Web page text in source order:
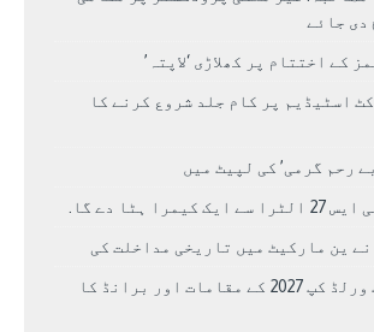
دی جائے
کے اختتام پر کھلاڑی ‘لاپتہ’
اسٹیڈیم پر کام جلد شروع کرنے کا
رحم گرمی’ کی لپیٹ میں
ہٹا دے گا.
ین مارکیٹ میں تاریخی مداخلت کی
مردوں کے کرکٹ ورلڈ کپ 2027 کے مقامات اور برانڈ کا